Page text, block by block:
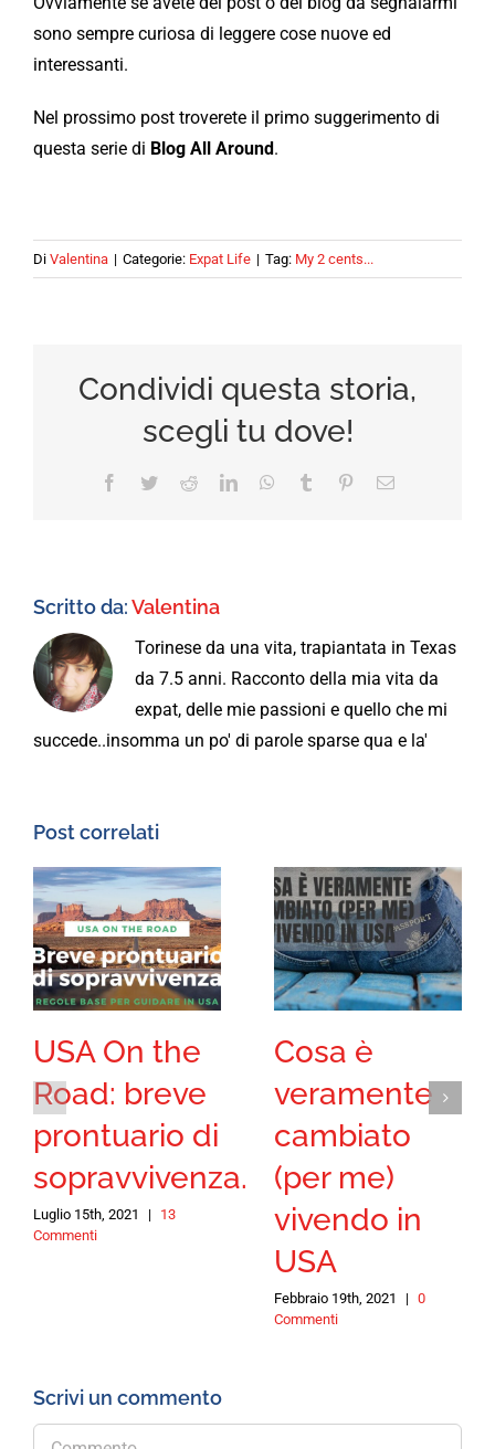
sono sempre curiosa di leggere cose nuove ed
interessanti.
Nel prossimo post troverete il primo suggerimento di
questa serie di Blog All Around .
Di Valentina | Categorie: Expat Life | Tag: My 2 cents...
Condividi questa storia,
scegli tu dove!
Facebook
TwitterRedditLinkedInWhatsApp
Tumblr PinterestEmail
Scritto da:Valentina
Torinese da una vita, trapiantata in Texas
da 7.5 anni. Racconto della mia vita da
expat, delle mie passioni e quello che mi
succede..insomma un po' di parole sparse qua e la'
Post correlati
USA On the
Road: breve
prontuario di
sopravvivenza.
Luglio 15th, 2021 |
13
Commenti
Cosa è
veramente
cambiato
(per me)
vivendo in
USA
Febbraio 19th, 2021 | 0
Commenti
Scrivi un commento
Commento